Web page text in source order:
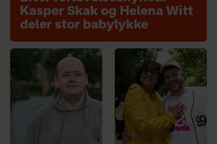
Kasper Skak og Helena Witt
deler stor babylykke